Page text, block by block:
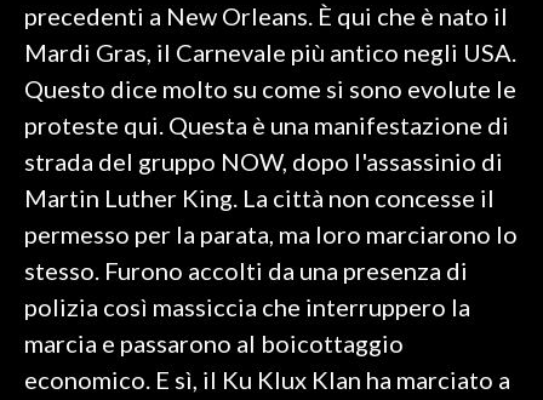
precedenti a New Orleans. È qui che è nato il
Mardi Gras, il Carnevale più antico negli USA.
Questo dice molto su come si sono evolute le
proteste qui. Questa è una manifestazione di
strada del gruppo NOW, dopo l'assassinio di
Martin Luther King. La città non concesse il
permesso per la parata, ma loro marciarono lo
stesso. Furono accolti da una presenza di
polizia così massiccia che interruppero la
marcia e passarono al boicottaggio
economico. E sì, il Ku Klux Klan ha marciato a